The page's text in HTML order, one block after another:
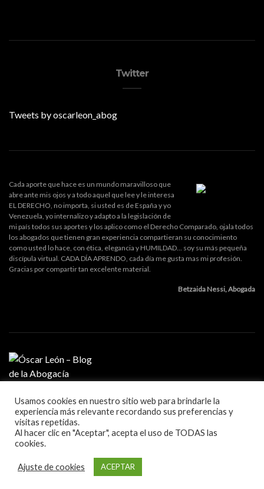
Twitter
Tweets by oscarleon_abog
Cada aporte que hace es un mundo maravilloso que
abre ante mis ojos y a todo aquel que lee y le interesa
EL DERECHO, no importa, si usted es de España y yo
Venezuela, yo internalizo y adapto a la legislación de
mi país todos sus aportes y los aplico como el Derecho Comparado, ojala todos
los abogados que tienen gran experiencia compartieran su conocimiento
como usted lo hace, con ética, elegancia y HUMILDAD... soy su más pequeña
discípula virtual. CADA DÍA APRENDO, cada día me gusta mas mi profesión.
Gracias por compartir tan excelente material.
Betzaida Nessi, Abogada
MI PROFESIÓN
GESTIÓN DE DESPACHO
LITIGACIÓN Y ORATORIA
MARKETING Y TECNOLOGÍA
Blog sobre la práctica de la abogacía
Usamos cookies en nuestro sitio web para brindarle la
experiencia más relevante recordando sus preferencias y
visitas repetidas.
Al hacer clic en "Aceptar", acepta el uso de TODAS las
cookies.
Ajuste de cookies ACEPTAR